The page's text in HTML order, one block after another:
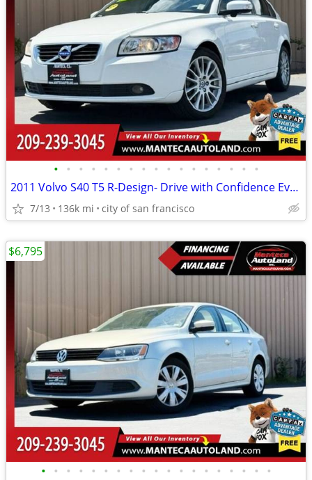
• • • • • • • • • • • • • • • • •
2011 Volvo S40 T5 R-Design- Drive with Confidence Every Mile!
7/13 136k mi city of san francisco
• • • • • • • • • • • • • • • • • • •
$6,795